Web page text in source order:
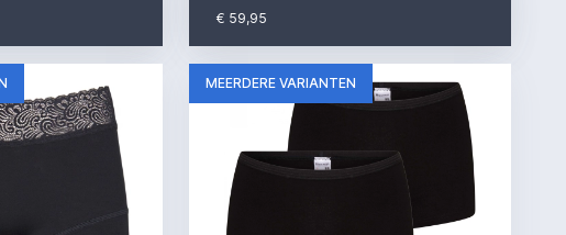
€ 59,95
MEERDERE VARIANTEN